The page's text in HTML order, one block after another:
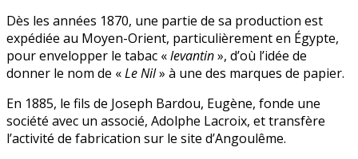
Dès les années 1870, une partie de sa production est
expédiée au Moyen-Orient, particulièrement en Égypte,
pour envelopper le tabac «levantin», d’où l’idée de
donner le nom de «Le Nil» à une des marques de papier.
En 1885, le fils de Joseph Bardou, Eugène, fonde une
société avec un associé, Adolphe Lacroix, et transfère
l’activité de fabrication sur le site d’Angoulême.